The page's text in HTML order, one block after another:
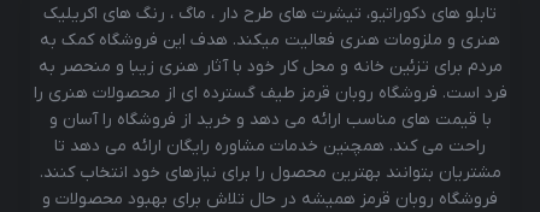
تابلو های دکوراتیو، تیشرت های طرح دار ، ماگ ، رنگ های اکریلیک
هنری و ملزومات هنری فعالیت میکند. هدف این فروشگاه کمک به
مردم برای تزئین خانه و محل کار خود با آثار هنری زیبا و منحصر به
فرد است. فروشگاه روبان قرمز طیف گسترده ای از محصولات هنری را
با قیمت های مناسب ارائه می دهد و خرید از فروشگاه را آسان و
راحت می کند. همچنین خدمات مشاوره رایگان ارائه می دهد تا
مشتریان بتوانند بهترین محصول را برای نیازهای خود انتخاب کنند.
فروشگاه روبان قرمز همیشه در حال تلاش برای بهبود محصولات و